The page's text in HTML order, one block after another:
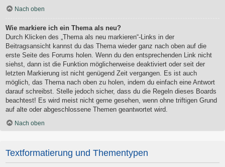
Nach oben
Wie markiere ich ein Thema als neu?
Durch Klicken des „Thema als neu markieren“-Links in der
Beitragsansicht kannst du das Thema wieder ganz nach oben auf die
erste Seite des Forums holen. Wenn du den entsprechenden Link nicht
siehst, dann ist die Funktion möglicherweise deaktiviert oder seit der
letzten Markierung ist nicht genügend Zeit vergangen. Es ist auch
möglich, das Thema nach oben zu holen, indem du einfach eine Antwort
darauf schreibst. Stelle jedoch sicher, dass du die Regeln dieses Boards
beachtest! Es wird meist nicht gerne gesehen, wenn ohne triftigen Grund
auf alte oder abgeschlossene Themen geantwortet wird.
Nach oben
Textformatierung und Thementypen